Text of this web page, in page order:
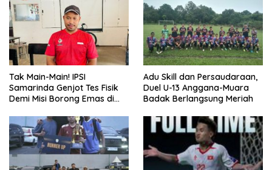
Tak Main-Main! IPSI
Samarinda Genjot Tes Fisik
Demi Misi Borong Emas di
Adu Skill dan Persaudaraan,
Duel U-13 Anggana-Muara
Badak Berlangsung Meriah